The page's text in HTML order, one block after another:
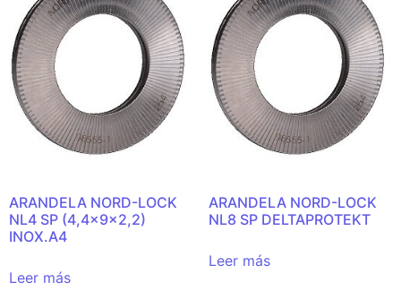
ARANDELA NORD-LOCK
NL4 SP (4,4x9x2,2)
INOX.A4
Leer más
ARANDELA NORD-LOCK
NL8 SP DELTAPROTEKT
Leer más